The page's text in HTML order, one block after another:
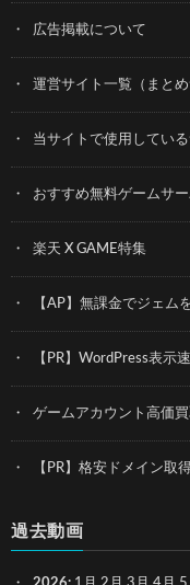
広告掲載について
運営サイト一覧（まとめ
当サイトで使用してい
おすすめ無料ゲームサ
楽天 X GAME特集
【AP】無課金でジェム
【PR】WordPress表示
ゲームアカウント高価買
【PR】格安ドメイン取
過去動画